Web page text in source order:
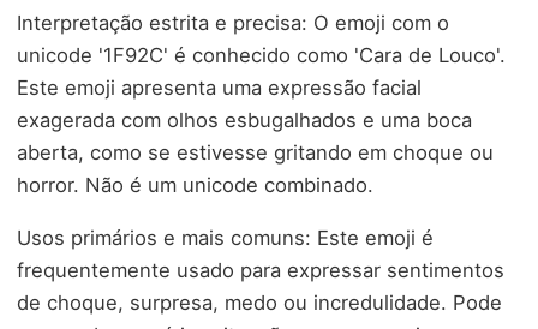
Interpretação estrita e precisa: O emoji com o
unicode '1F92C' é conhecido como 'Cara de Louco'.
Este emoji apresenta uma expressão facial
exagerada com olhos esbugalhados e uma boca
aberta, como se estivesse gritando em choque ou
horror. Não é um unicode combinado.
Usos primários e mais comuns: Este emoji é
frequentemente usado para expressar sentimentos
de choque, surpresa, medo ou incredulidade. Pode